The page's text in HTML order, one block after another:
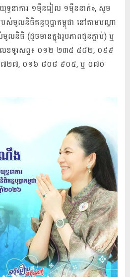
យុទ្ធនាការ ១ម៉ឺនរៀល ១ម៉ឺននាក់», សូម
មូលនិធិគន្ធបុប្ផាកម្ពុជា នៅតាមបណ្ដា
មូលនិធិ (ដូចមានក្នុងរូបភាពជូនភ្ជាប់) ឬ
លេខទូរសព្ទ៖ ០១២ ២៣៥ ៥៨២, ០៩៩
៧, ០១៦ ៨០៨ ៩០៥, ឬ ០៧០